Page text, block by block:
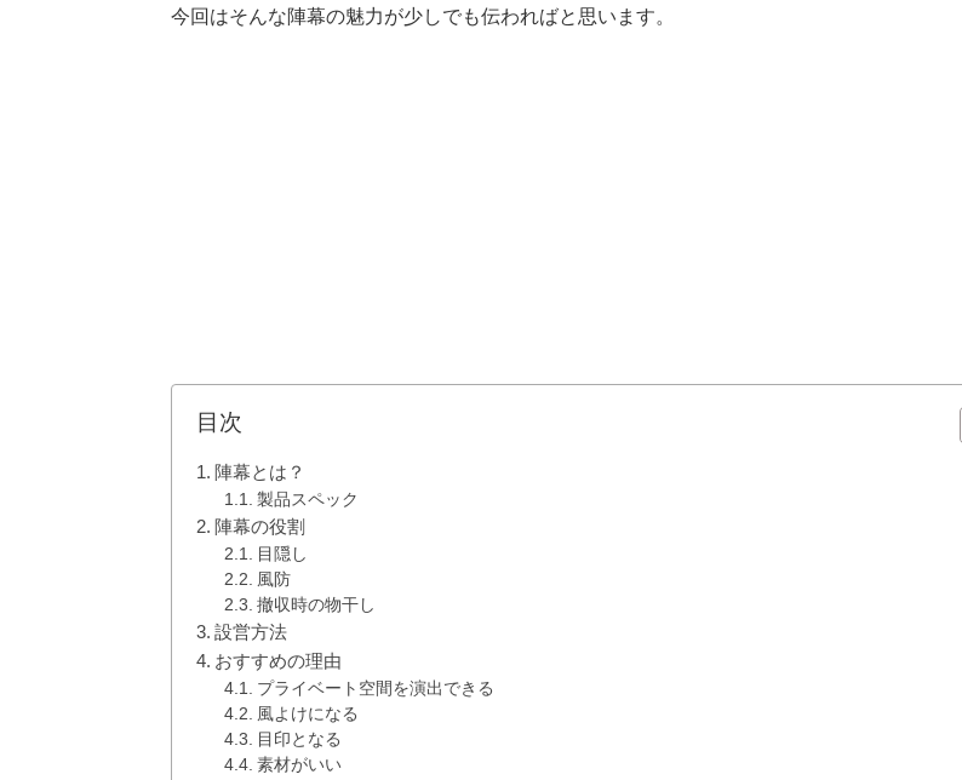
今回はそんな陣幕の魅力が少しでも伝わればと思います。
目次
陣幕とは？
製品スペック
陣幕の役割
目隠し
風防
撤収時の物干し
設営方法
おすすめの理由
プライベート空間を演出できる
風よけになる
目印となる
素材がいい